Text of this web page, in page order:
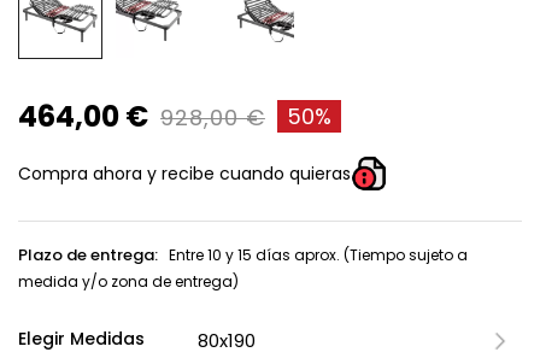
464,00 € 928,00 € 50%
Compra ahora y recibe cuando quieras
Plazo de entrega: Entre 10 y 15 días aprox. (Tiempo sujeto a
medida y/o zona de entrega)
Elegir Medidas